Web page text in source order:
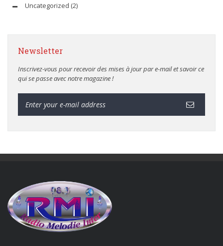
Uncategorized (2)
Newsletter
Inscrivez-vous pour recevoir des mises à jour par e-mail et savoir ce
qui se passe avec notre magazine !